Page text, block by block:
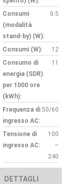
Consumi
(modalità
stand-by) (W):
0.5
Consumi (W):
12
Consumo di
energia (SDR)
per 1000 ore
(kWh):
11
Frequenza di
ingresso AC:
50/60
Tensione di
ingresso AC:
100
–
240
DETTAGLI